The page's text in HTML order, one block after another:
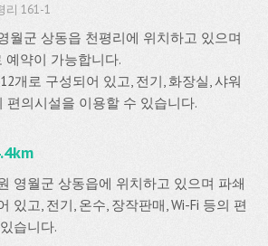
리 161-1
월군 상동읍 천평리에 위치하고 있으며
예약이 가능합니다.
개로 구성되어 있고, 전기, 화장실, 샤워
편의시설을 이용할 수 있습니다.
영월군 상동읍에 위치하고 있으며 파쇄
있고, 전기, 온수, 장작판매, Wi-Fi 등의 편
습니다.